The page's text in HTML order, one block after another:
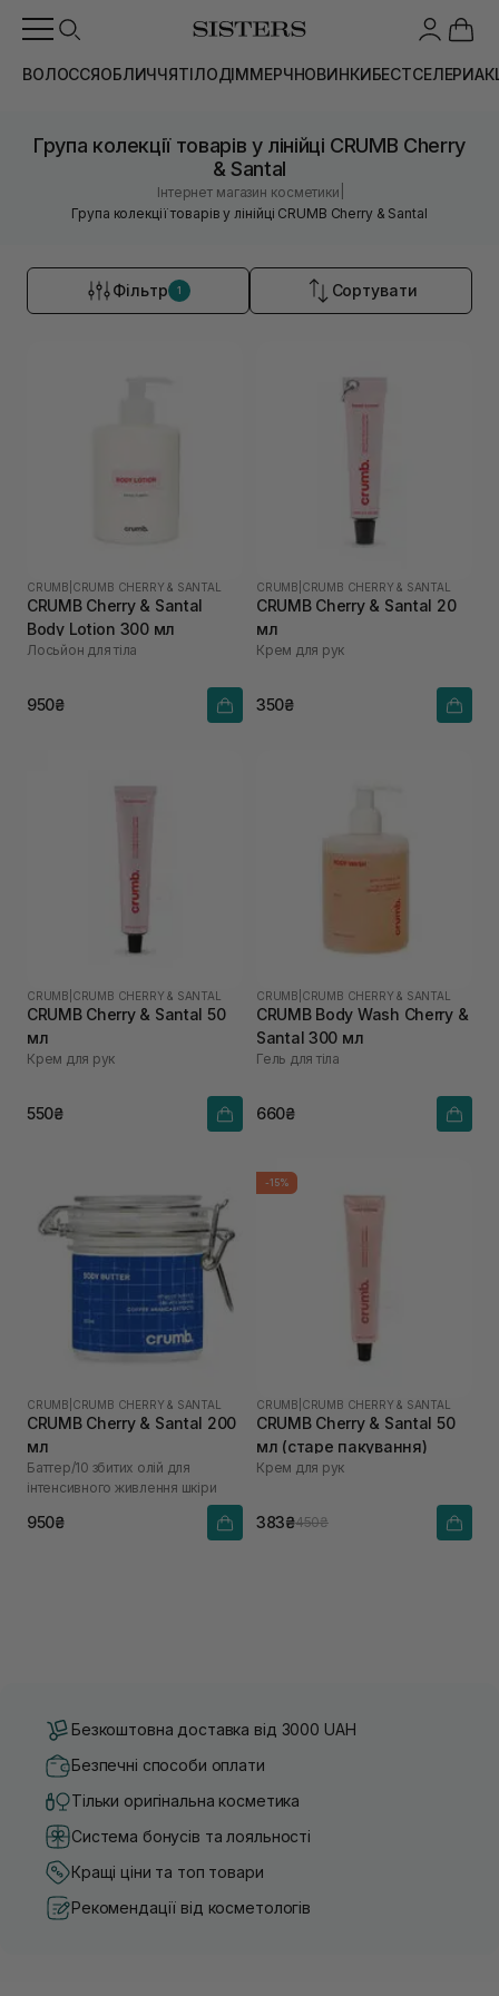
ВОЛОССЯОБЛИЧЧЯТІЛОДІММЕРЧНОВИНКИБЕСТСЕЛЕРИ
Група колекції товарів у лінійці CRUMB Cherry
& Santal
Інтернет магазин косметики
Група колекції товарів у лінійці CRUMB Cherry & Santal
Фільтр 1 Сортувати
CRUMB CRUMB CHERRY & SANTAL
CRUMB Cherry & Santal
Body Lotion 300 мл
Лосьйон для тіла
950₴
CRUMB CRUMB CHERRY & SANTAL
CRUMB Cherry & Santal 20
мл
Крем для рук
350₴
CRUMB CRUMB CHERRY & SANTAL
CRUMB Cherry & Santal 50
мл
Крем для рук
550₴
CRUMB CRUMB CHERRY & SANTAL
CRUMB Body Wash Cherry &
Santal 300 мл
Гель для тіла
660₴
CRUMB CRUMB CHERRY & SANTAL
CRUMB Cherry & Santal 200
мл
Баттер/10 збитих олій для
інтенсивного живлення шкіри
950₴
-15%
CRUMB CRUMB CHERRY & SANTAL
CRUMB Cherry & Santal 50
мл (старе пакування)
Крем для рук
383₴450₴
Безкоштовна доставка від 3000 UAH
Безпечні способи оплати
Тільки оригінальна косметика
Система бонусів та лояльності
Кращі ціни та топ товари
Рекомендації від косметологів